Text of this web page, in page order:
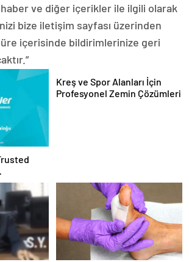
haber ve diğer içerikler ile ilgili olarak
bize iletişim sayfası üzerinden
içerisinde bildirimlerinize geri
Kreş ve Spor Alanları İçin
Profesyonel Zemin Çözümleri